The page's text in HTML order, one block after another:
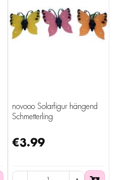
novooo Solarfigur hängend
Schmetterling
€3.99